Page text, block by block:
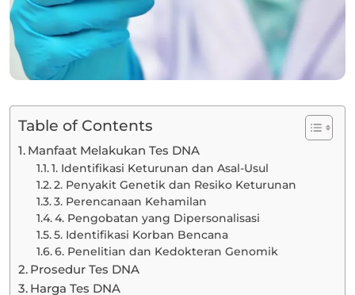
Table of Contents
Manfaat Melakukan Tes DNA
1. Identifikasi Keturunan dan Asal-Usul
2. Penyakit Genetik dan Resiko Keturunan
3. Perencanaan Kehamilan
4. Pengobatan yang Dipersonalisasi
5. Identifikasi Korban Bencana
6. Penelitian dan Kedokteran Genomik
Prosedur Tes DNA
Harga Tes DNA